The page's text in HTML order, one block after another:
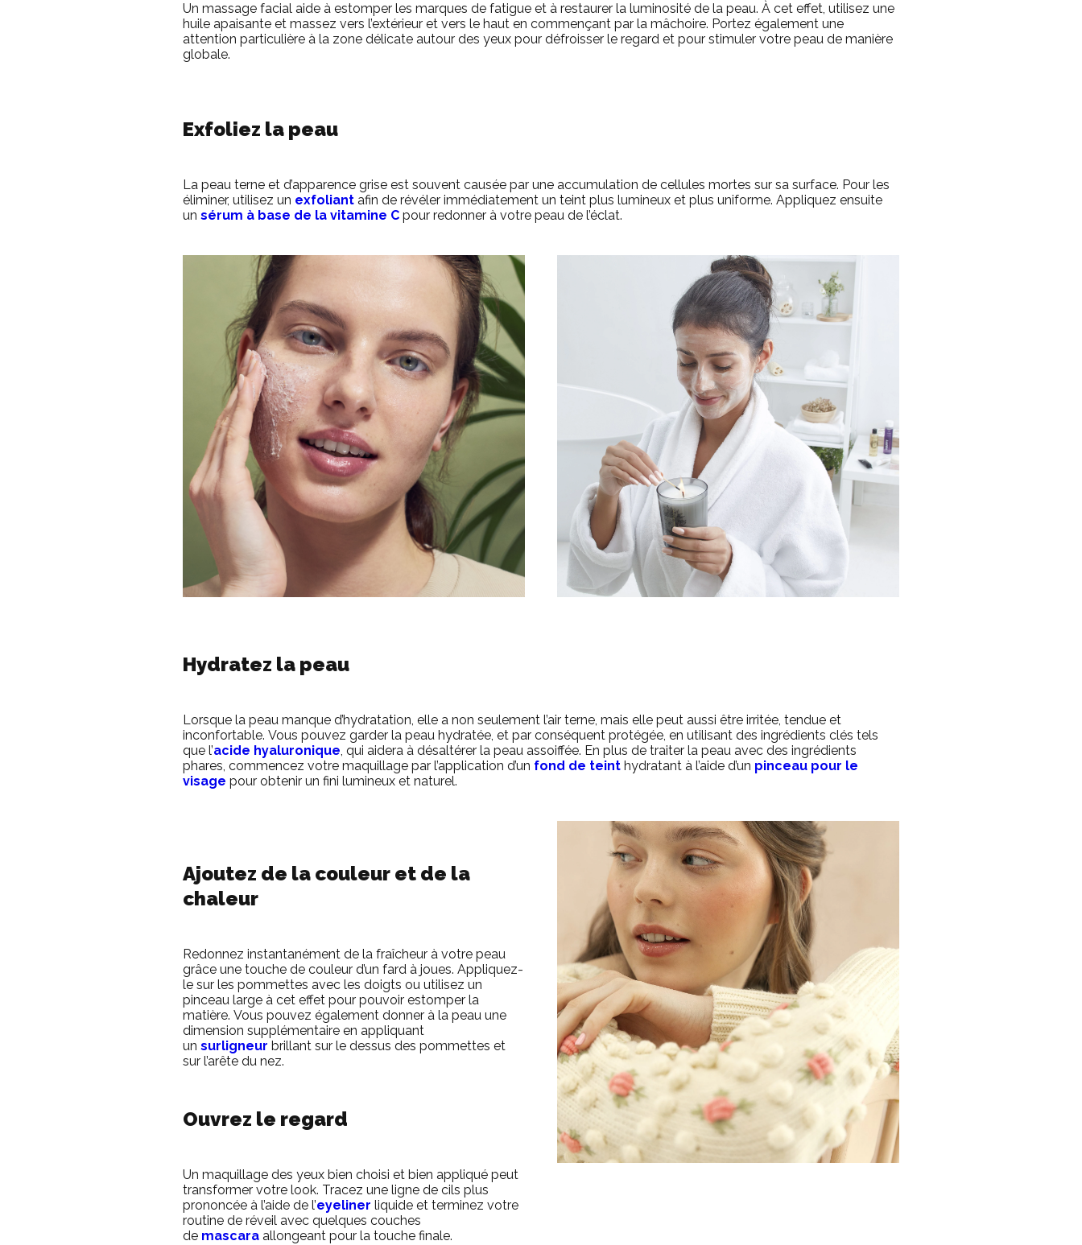
Un massage facial aide à estomper les marques de fatigue et à restaurer la luminosité de la peau. À cet effet, utilisez une
huile apaisante et massez vers l’extérieur et vers le haut en commençant par la mâchoire. Portez également une
attention particulière à la zone délicate autour des yeux pour défroisser le regard et pour stimuler votre peau de manière
globale.
Exfoliez la peau
La peau terne et d’apparence grise est souvent causée par une accumulation de cellules mortes sur sa surface. Pour les
éliminer, utilisez un exfoliant afin de révéler immédiatement un teint plus lumineux et plus uniforme. Appliquez ensuite
un sérum à base de la vitamine C pour redonner à votre peau de l’éclat.
Hydratez la peau
Lorsque la peau manque d’hydratation, elle a non seulement l’air terne, mais elle peut aussi être irritée, tendue et
inconfortable. Vous pouvez garder la peau hydratée, et par conséquent protégée, en utilisant des ingrédients clés tels
que l’acide hyaluronique, qui aidera à désaltérer la peau assoiffée. En plus de traiter la peau avec des ingrédients
phares, commencez votre maquillage par l’application d’un fond de teint hydratant à l’aide d’un pinceau pour le
visage pour obtenir un fini lumineux et naturel.
Ajoutez de la couleur et de la
chaleur
Redonnez instantanément de la fraîcheur à votre peau
grâce une touche de couleur d’un fard à joues. Appliquez-
le sur les pommettes avec les doigts ou utilisez un
pinceau large à cet effet pour pouvoir estomper la
matière. Vous pouvez également donner à la peau une
dimension supplémentaire en appliquant
un surligneur brillant sur le dessus des pommettes et
sur l’arête du nez.
Ouvrez le regard
Un maquillage des yeux bien choisi et bien appliqué peut
transformer votre look. Tracez une ligne de cils plus
prononcée à l’aide de l’eyeliner liquide et terminez votre
routine de réveil avec quelques couches
de mascara allongeant pour la touche finale.